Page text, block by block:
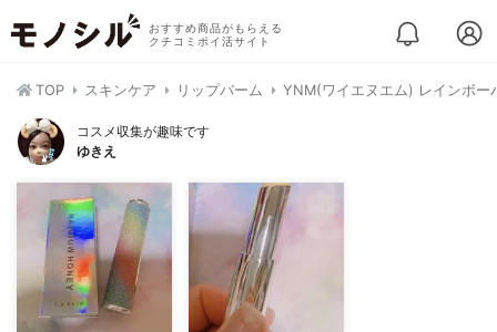
おすすめ商品がもらえる
クチコミポイ活サイト
TOP スキンケア リップバーム YNM(ワイエヌエム) レインボー
コスメ収集が趣味です
ゆきえ